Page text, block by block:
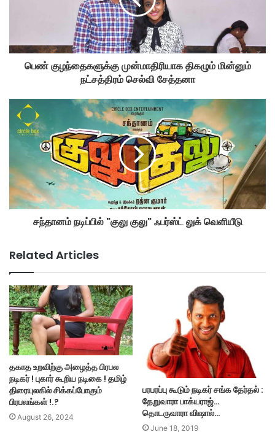
பெண் குழந்தைகளுக்கு முன்மாதிரியாக திகழும் மின்னும்
நட்சத்திரம் செல்வி சேத்தனா
சந்தானம் நடிப்பில் "குலு குலு" ஃபர்ஸ்ட் லுக் வெளியீடு
Related Articles
தகாத உறவிற்கு அழைத்த பிரபல
நடிகர் ! புகார் கூறிய நடிகை ! தமிழ்
திரையுலகில் சிக்கப்போகும்
பிரபலங்கள் !.?
August 26, 2024
பரபரப்பு கூடும் நடிகர் சங்க தேர்தல் :
தேறுவாரா பாக்யராஜ்…
தொடருவாரா விஷால்…
June 18, 2019